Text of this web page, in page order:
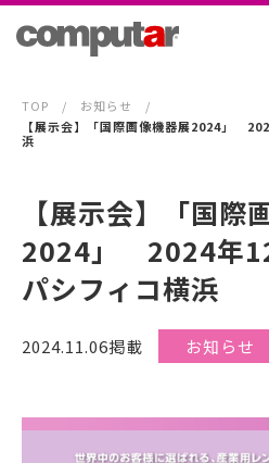
TOP
お知らせ
【展示会】「国際画像機器展2024」
浜
【展示会】「国際
2024」 2024年
パシフィコ横浜
2024.11.06掲載 お知らせ